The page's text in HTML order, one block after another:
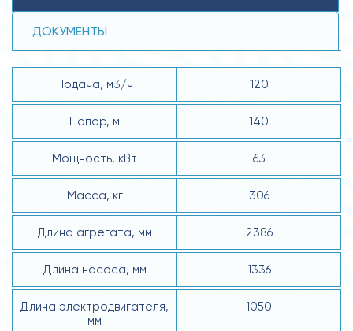
ДОКУМЕНТЫ
Подача, м3/ч 120
Напор, м 140
Мощность, кВт 63
Масса, кг 306
Длина агрегата, мм 2386
Длина насоса, мм 1336
Длина электродвигателя,
мм
1050